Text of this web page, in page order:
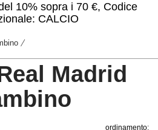
10% sopra i 70 €, Codice
CALCIO
Madrid
ordinamento: